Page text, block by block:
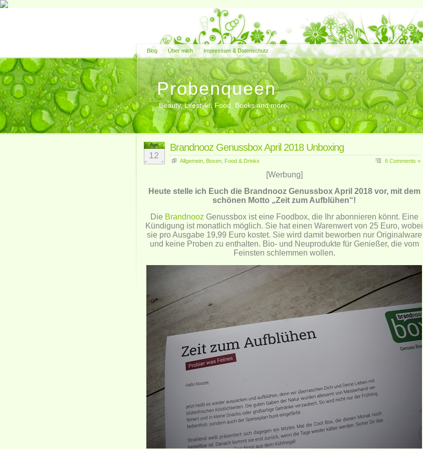
Blog Über mich Impressum & Datenschutz
Probenqueen
Beauty, Lifestyle, Food, Books and more
Apr.
12
Brandnooz Genussbox April 2018 Unboxing
Allgemein Boxen Food & Drinks 6 Comments »
[Werbung]
Heute stelle ich Euch die Brandnooz Genussbox April 2018 vor, mit dem
schönen Motto „Zeit zum Aufblühen“!
Die Brandnooz Genussbox ist eine Foodbox, die Ihr abonnieren könnt. Eine
Kündigung ist monatlich möglich. Sie hat einen Warenwert von 25 Euro, wobei
sie pro Ausgabe 19,99 Euro kostet. Sie wird damit beworben nur Originalware
und keine Proben zu enthalten. Bio- und Neuprodukte für Genießer, die vom
Feinsten schlemmen wollen.